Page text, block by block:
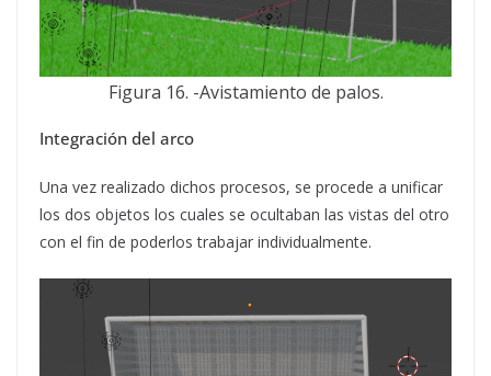
Figura 16. -Avistamiento de palos.
Integración del arco
Una vez realizado dichos procesos, se procede a unificar
los dos objetos los cuales se ocultaban las vistas del otro
con el fin de poderlos trabajar individualmente.